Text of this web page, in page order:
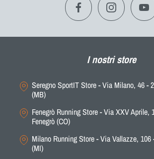
CAMBIA STORE
I nostri store
Seregno SportIT Store - Via Milano, 46 -
(MB)
Fenegrò Running Store - Via XXV Aprile,
Fenegrò (CO)
Milano Running Store - Via Vallazze, 106
(MI)